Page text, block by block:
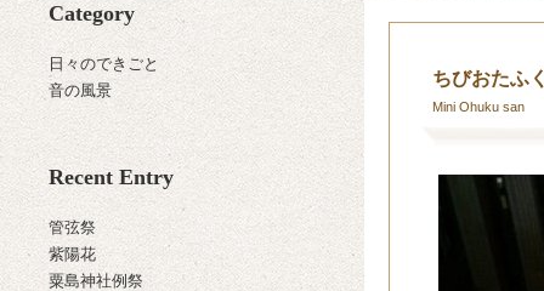
Category
日々のできごと
音の風景
Recent Entry
管弦祭
紫陽花
粟島神社例祭
ちびおたふ
Mini Ohuku san